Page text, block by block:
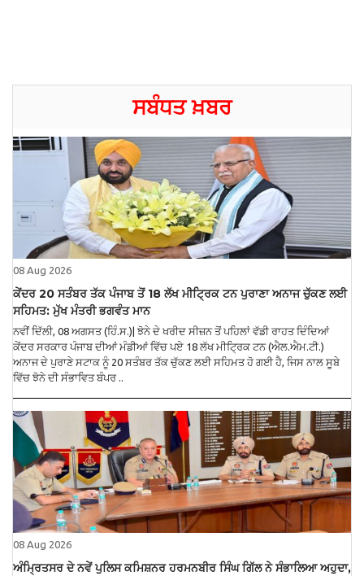
ਸਬੰਧਤ ਖ਼ਬਰ
08 Aug 2026
ਕੇਂਦਰ 20 ਸਤੰਬਰ ਤੱਕ ਪੰਜਾਬ ਤੋਂ 18 ਲੱਖ ਮੀਟ੍ਰਿਕ ਟਨ ਪੁਰਾਣਾ ਅਨਾਜ ਚੁੱਕਣ ਲਈ
ਸਹਿਮਤ: ਮੁੱਖ ਮੰਤਰੀ ਭਗਵੰਤ ਮਾਨ
ਨਵੀਂ ਦਿੱਲੀ, 08 ਅਗਸਤ (ਹਿੰ.ਸ.)| ਝੋਨੇ ਦੇ ਖਰੀਦ ਸੀਜ਼ਨ ਤੋਂ ਪਹਿਲਾਂ ਵੱਡੀ ਰਾਹਤ ਦਿੰਦਿਆਂ
ਕੇਂਦਰ ਸਰਕਾਰ ਪੰਜਾਬ ਦੀਆਂ ਮੰਡੀਆਂ ਵਿੱਚ ਪਏ 18 ਲੱਖ ਮੀਟ੍ਰਿਕ ਟਨ (ਐਲ.ਐਮ.ਟੀ.)
ਅਨਾਜ ਦੇ ਪੁਰਾਣੇ ਸਟਾਕ ਨੂੰ 20 ਸਤੰਬਰ ਤੱਕ ਚੁੱਕਣ ਲਈ ਸਹਿਮਤ ਹੋ ਗਈ ਹੈ, ਜਿਸ ਨਾਲ ਸੂਬੇ
ਵਿੱਚ ਝੋਨੇ ਦੀ ਸੰਭਾਵਿਤ ਬੰਪਰ ..
08 Aug 2026
ਅੰਮ੍ਰਿਤਸਰ ਦੇ ਨਵੇਂ ਪੁਲਿਸ ਕਮਿਸ਼ਨਰ ਹਰਮਨਬੀਰ ਸਿੰਘ ਗਿੱਲ ਨੇ ਸੰਭਾਲਿਆ ਅਹੁਦਾ,